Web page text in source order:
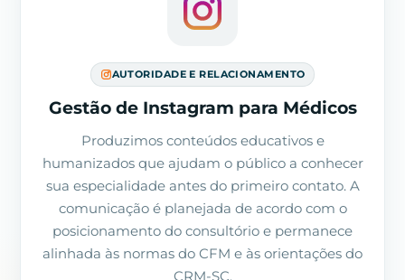
AUTORIDADE E RELACIONAMENTO
Gestão de Instagram para Médicos
Produzimos conteúdos educativos e
humanizados que ajudam o público a conhecer
sua especialidade antes do primeiro contato. A
comunicação é planejada de acordo com o
posicionamento do consultório e permanece
alinhada às normas do CFM e às orientações do
CRM-SC.